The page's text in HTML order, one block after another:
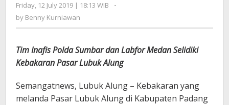
Friday, 12 July 2019 | 18:13 WIB
by
-
by Benny Kurniawan
Tim Inafis Polda Sumbar dan Labfor Medan Selidiki
Kebakaran Pasar Lubuk Alung
Semangatnews, Lubuk Alung – Kebakaran yang
melanda Pasar Lubuk Alung di Kabupaten Padang